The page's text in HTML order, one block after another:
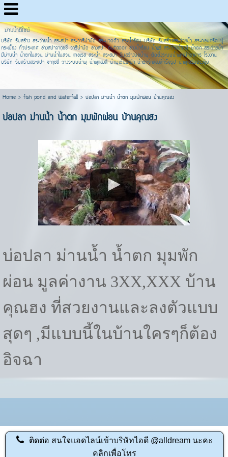
ม่านน้ำดีไซน์
บริษัท รับสร้าง สระว่ายน้ำ สระสปา สระวารีบำบัด สระนวดตัว สระน้ำร้อน บริษัท รับสร้างสระว่ายน้ำ สระคอนกรีต ปู
กระเบื้อง ทั่วประเทศ อ่างสปาจากุซชี่ วารีบำบัด อ่างสปา outdoor อ่างน้ำร้อน น้ำแร่ สระว่ายน้ำ มี น้ำตก สระว่ายน้ำ
มีม่านน้ำ น้ำตกในสวน ม่านน้ำในสวน เทอเรส สระน้ำ สระสปา รับสร้างบ่อน้ำพุ ติดตั้งระบบน้ำพุหน้าอาคาร โรงงาน
บริษัท รับสร้างสระสปา จากุซชี่ วางระบบน้ำพุ น้ำพุแสงสี น้ำพุเต้นระบำ น้ำตกจำลองสำเร็จรูป น้ำพุเสริมฮวงจุ้ย
Home> fish pond and waterfall> บ่อปลา ม่านน้ำ น้ำตก มุมพักผ่อน บ้านคุณฮง
บ่อปลา ม่านน้ำ น้้ำตก มุมพักผ่อน บ้านคุณฮง
บ่อปลา ม่านน้ำ น้ำตก มุมพัก
ผ่อน มูลค่างาน 3XX,XXX บ้าน
คุณฮง ที่สวยงานและลงตัวแบบ
สุดๆ ,มีแบบนี้ในบ้านใครๆก็ต้อง
อิจฉา
ติดต่อ สนใจแอดไลน์เข้าบริษัทไอดี @alldream นะคะ
คลิกเพื่อโทร